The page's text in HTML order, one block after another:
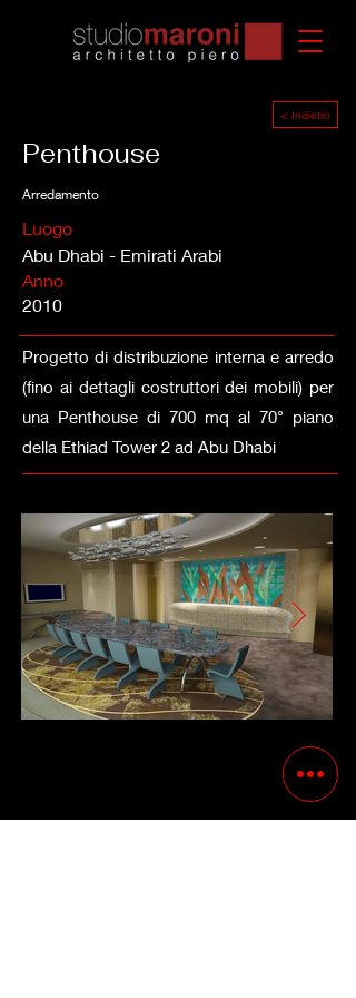
< Indietro
Penthouse
Arredamento
Luogo
Abu Dhabi - Emirati Arabi
Anno
2010
Progetto di distribuzione interna e arredo
(fino ai dettagli costruttori dei mobili) per
una Penthouse di 700 mq al 70° piano
della Ethiad Tower 2 ad Abu Dhabi